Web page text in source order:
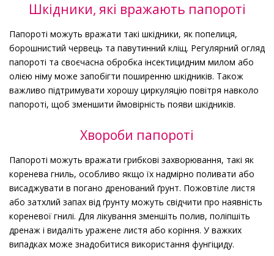
Шкідники, які вражають папороті
Папороті можуть вражати такі шкідники, як попелиця,
борошнистий червець та павутинний кліщ. Регулярний огляд
папороті та своєчасна обробка інсектицидним милом або
олією німу може запобігти поширенню шкідників. Також
важливо підтримувати хорошу циркуляцію повітря навколо
папороті, щоб зменшити ймовірність появи шкідників.
Хвороби папороті
Папороті можуть вражати грибкові захворювання, такі як
коренева гниль, особливо якщо їх надмірно поливати або
висаджувати в погано дренований ґрунт. Пожовтіле листя
або затхлий запах від ґрунту можуть свідчити про наявність
кореневої гнилі. Для лікування зменшіть полив, поліпшіть
дренаж і видаліть уражене листя або коріння. У важких
випадках може знадобитися використання фунгіциду.